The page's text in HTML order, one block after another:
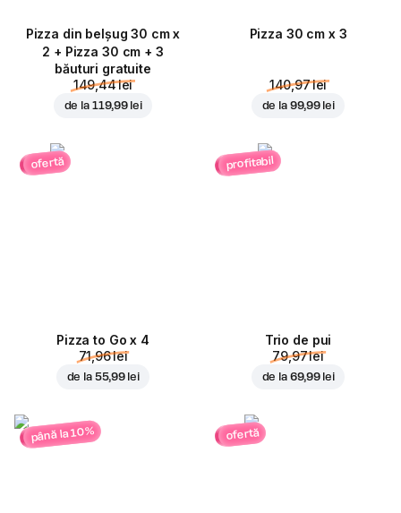
Pizza din belșug 30 cm x
2 + Pizza 30 cm + 3
băuturi gratuite
149,44 lei
de la 119,99 lei
Pizza 30 cm x 3
140,97 lei
de la 99,99 lei
ofertă
Pizza to Go x 4
71,96 lei
de la 55,99 lei
profitabil
Trio de pui
79,97 lei
de la 69,99 lei
până la 10% ofertă